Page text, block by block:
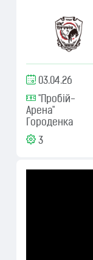
03.04.26
"Пробій-
Арена"
Городенка
3